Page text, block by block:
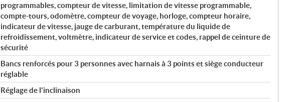
programmables, compteur de vitesse, limitation de vitesse programmable,
compte-tours, odomètre, compteur de voyage, horloge, compteur horaire,
indicateur de vitesse, jauge de carburant, température du liquide de
refroidissement, voltmètre, indicateur de service et codes, rappel de ceinture de
sécurité
Bancs renforcés pour 3 personnes avec harnais à 3 points et siège conducteur
réglable
Réglage de l'inclinaison